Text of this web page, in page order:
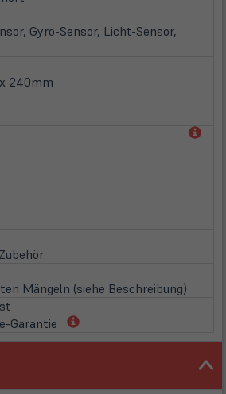
Gyro-Sensor, Licht-Sensor,
240mm
Mängeln (siehe Beschreibung)
Garantie
(öffnet
in